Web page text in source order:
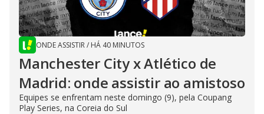
ONDE ASSISTIR/ HÁ 40 MINUTOS
Manchester City x Atlético de
Madrid: onde assistir ao amistoso
Equipes se enfrentam neste domingo (9), pela Coupang
Play Series, na Coreia do Sul